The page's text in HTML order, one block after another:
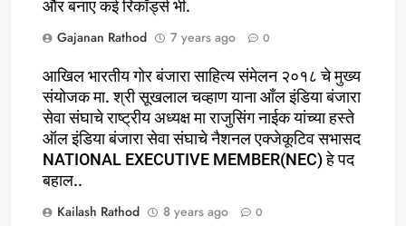
और बनाए कई रिकॉर्ड्स भी.
Gajanan Rathod
7 years ago 0
आखिल भारतीय गोर बंजारा साहित्य संमेलन २०१८ चे मुख्य
संयोजक मा. श्री सूखलाल चव्हाण याना आँल इंडिया बंजारा
सेवा संघाचे राष्ट्रीय अध्यक्ष मा राजुसिंग नाईक यांच्या हस्ते
ऑल इंडिया बंजारा सेवा संघाचे नैशनल एक्जेकूटिव सभासद
NATIONAL EXECUTIVE MEMBER(NEC) हे पद
बहाल..
Kailash Rathod
8 years ago 0